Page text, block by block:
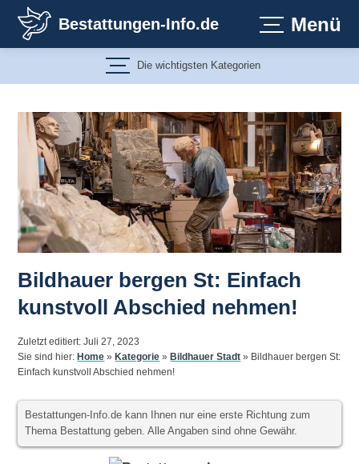
Inhalt
springen
Bestattungen-Info.de Menü
Die wichtigsten Kategorien
Bildhauer bergen St: Einfach
kunstvoll Abschied nehmen!
Zuletzt editiert: Juli 27, 2023
Sie sind hier:Home »Kategorie »Bildhauer Stadt » Bildhauer bergen St:
Einfach kunstvoll Abschied nehmen!
Bestattungen-Info.de kann Ihnen nur eine erste Richtung zum
Thema Bestattung geben. Alle Angaben sind ohne Gewähr.